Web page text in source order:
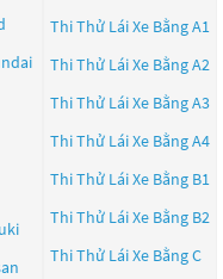
Thi Thử Lái Xe Bằng A1
Thi Thử Lái Xe Bằng A2
Thi Thử Lái Xe Bằng A3
Thi Thử Lái Xe Bằng A4
Thi Thử Lái Xe Bằng B1
Thi Thử Lái Xe Bằng B2
Thi Thử Lái Xe Bằng C